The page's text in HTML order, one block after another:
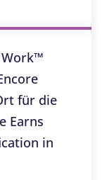
Work™
für die
Earns
in